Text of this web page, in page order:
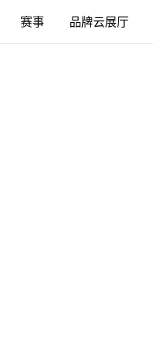
赛事 品牌云展厅